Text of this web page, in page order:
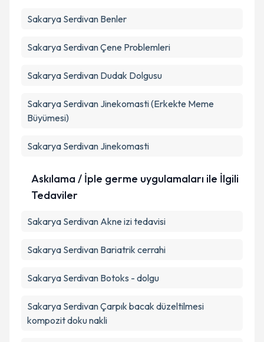
Sakarya Serdivan Benler
Sakarya Serdivan Çene Problemleri
Sakarya Serdivan Dudak Dolgusu
Sakarya Serdivan Jinekomasti (Erkekte Meme
Büyümesi)
Sakarya Serdivan Jinekomasti
Askılama / İple germe uygulamaları ile İlgili
Tedaviler
Sakarya Serdivan Akne izi tedavisi
Sakarya Serdivan Bariatrik cerrahi
Sakarya Serdivan Botoks - dolgu
Sakarya Serdivan Çarpık bacak düzeltilmesi
kompozit doku nakli